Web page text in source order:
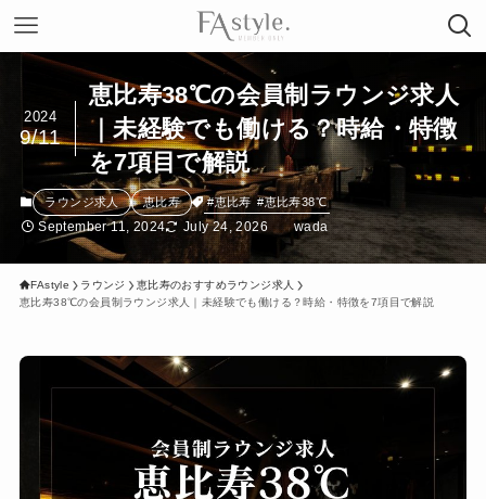
恵比寿38℃の会員制ラウンジ求人
｜未経験でも働ける？時給・特徴
を7項目で解説
2024
9/11
ラウンジ求人 恵比寿 #恵比寿 #恵比寿38℃
September 11, 2024 July 24, 2026 wada
FAstyle ラウンジ
恵比寿のおすすめラウンジ求人
恵比寿38℃の会員制ラウンジ求人｜未経験でも働ける？時給・特徴を7項目で解説